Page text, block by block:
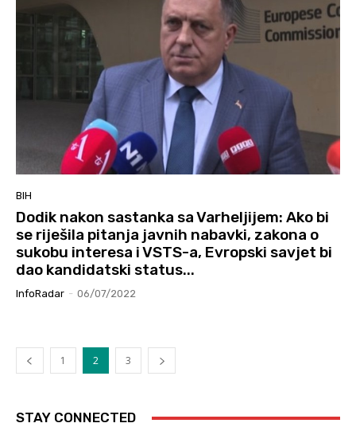
BIH
Dodik nakon sastanka sa Varheljijem: Ako bi
se riješila pitanja javnih nabavki, zakona o
sukobu interesa i VSTS-a, Evropski savjet bi
dao kandidatski status...
InfoRadar - 06/07/2022
1 2 3
STAY CONNECTED